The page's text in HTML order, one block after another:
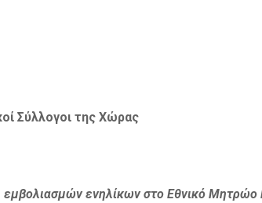
Σύλλογοι της Χώρας
ενηλίκων στο Εθνικό